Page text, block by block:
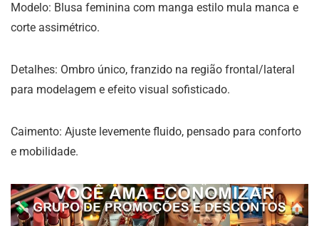
Modelo: Blusa feminina com manga estilo mula manca e
corte assimétrico.
Detalhes: Ombro único, franzido na região frontal/lateral
para modelagem e efeito visual sofisticado.
Caimento: Ajuste levemente fluido, pensado para conforto
e mobilidade.